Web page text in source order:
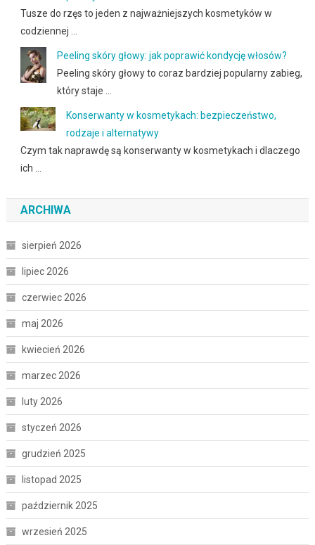
Tusze do rzęs to jeden z najważniejszych kosmetyków w
codziennej …
Peeling skóry głowy: jak poprawić kondycję włosów?
Peeling skóry głowy to coraz bardziej popularny zabieg,
który staje …
Konserwanty w kosmetykach: bezpieczeństwo,
rodzaje i alternatywy
Czym tak naprawdę są konserwanty w kosmetykach i dlaczego
ich …
ARCHIWA
sierpień 2026
lipiec 2026
czerwiec 2026
maj 2026
kwiecień 2026
marzec 2026
luty 2026
styczeń 2026
grudzień 2025
listopad 2025
październik 2025
wrzesień 2025